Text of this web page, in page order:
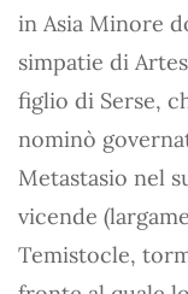
in Asia Minore
simpatie di
figlio di Serse,
nominò
Metastasio nel
vicende
Temistocle,